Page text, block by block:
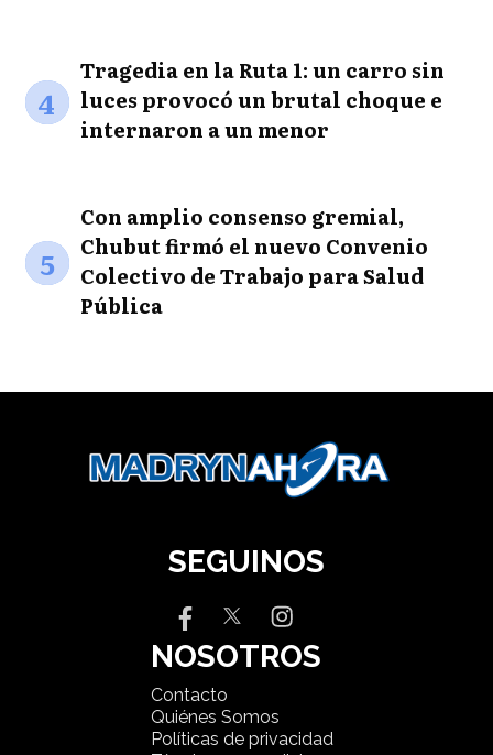
4
Tragedia en la Ruta 1: un carro sin
luces provocó un brutal choque e
internaron a un menor
5
Con amplio consenso gremial,
Chubut firmó el nuevo Convenio
Colectivo de Trabajo para Salud
Pública
SEGUINOS
NOSOTROS
Contacto
Quiénes Somos
Políticas de privacidad